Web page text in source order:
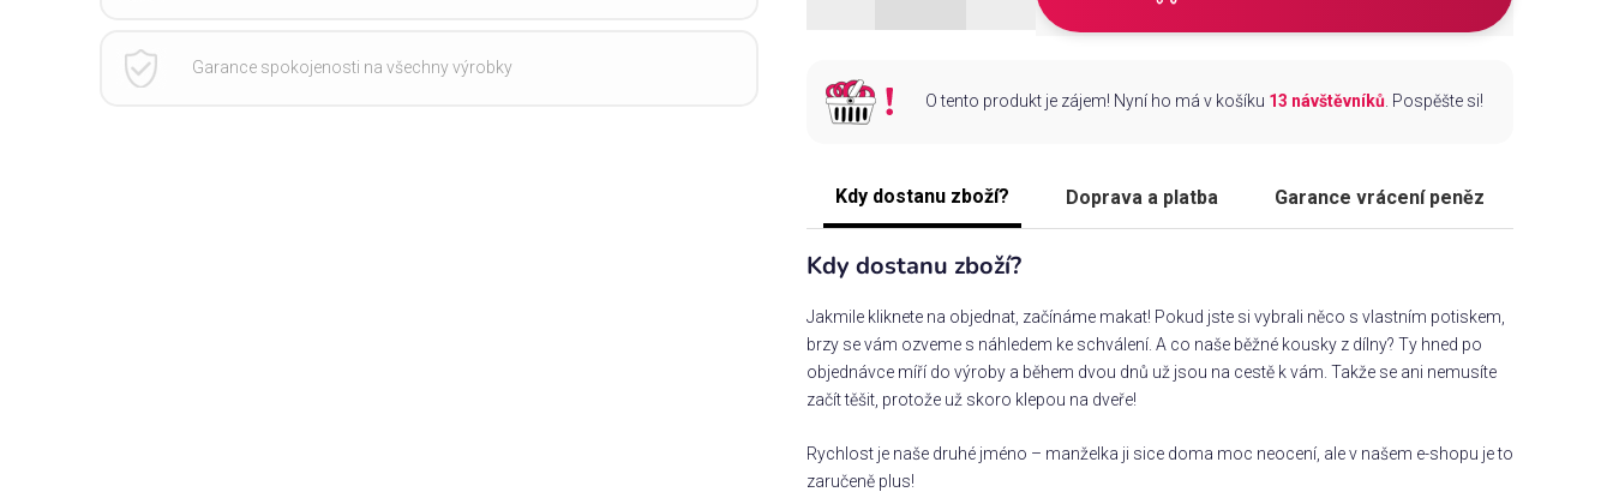
O tento produkt je zájem! Nyní ho má v košíku 13 návštěvníků. Pospěšte si!
Kdy dostanu zboží? Doprava a platba Garance vrácení peněz
Kdy dostanu zboží?
Jakmile kliknete na objednat, začínáme makat! Pokud jste si vybrali něco s vlastním potiskem,
brzy se vám ozveme s náhledem ke schválení. A co naše běžné kousky z dílny? Ty hned po
objednávce míří do výroby a během dvou dnů už jsou na cestě k vám. Takže se ani nemusíte
začít těšit, protože už skoro klepou na dveře!
Rychlost je naše druhé jméno – manželka ji sice doma moc neocení, ale v našem e-shopu je to
zaručeně plus!
Garance spokojenosti na všechny výrobky